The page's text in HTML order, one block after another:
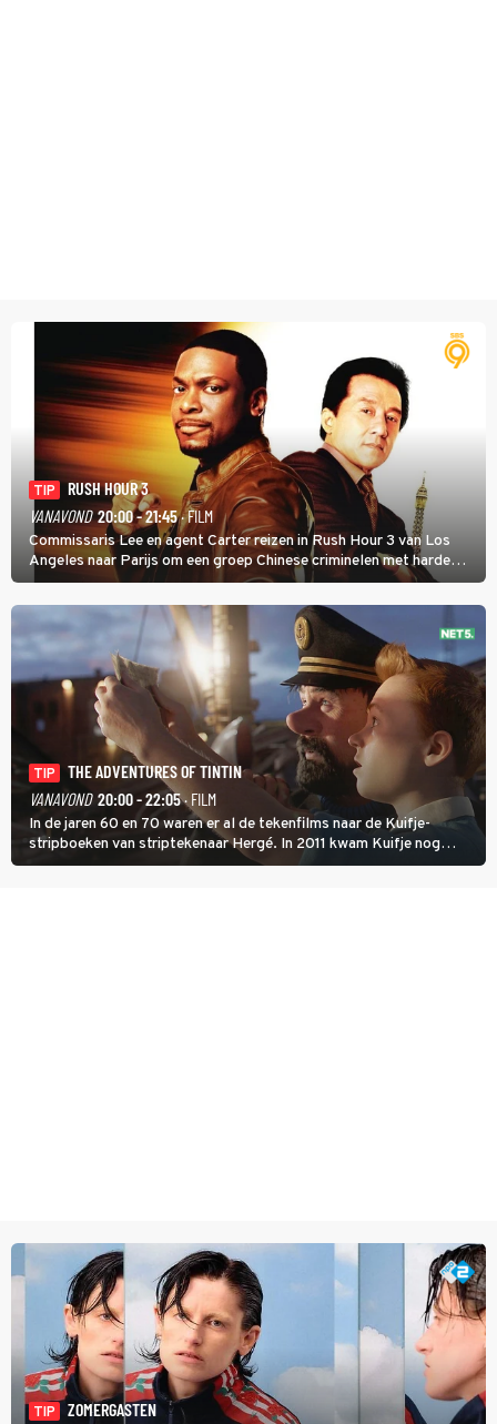
TIP
RUSH HOUR 3
VANAVOND 20:00 - 21:45· FILM
Commissaris Lee en agent Carter reizen in Rush Hour 3 van Los
Angeles naar Parijs om een groep Chinese criminelen met harde
hand aan te pakken.
TIP
THE ADVENTURES OF TINTIN
VANAVOND 20:00 - 22:05· FILM
In de jaren 60 en 70 waren er al de tekenfilms naar de Kuifje-
stripboeken van striptekenaar Hergé. In 2011 kwam Kuifje nog
meer tot leven in The Adventures of Tintin van Steven Spielberg.
TIP
ZOMERGASTEN